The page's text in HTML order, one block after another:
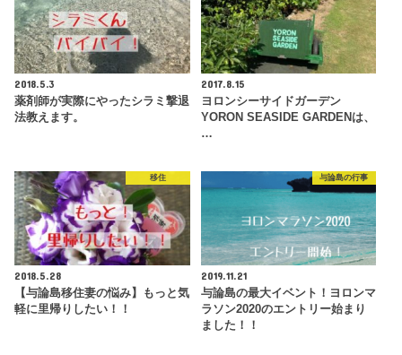
2018.5.3
薬剤師が実際にやったシラミ撃退
法教えます。
2017.8.15
ヨロンシーサイドガーデン
YORON SEASIDE GARDENは、
…
移住
2018.5.28
【与論島移住妻の悩み】もっと気
軽に里帰りしたい！！
与論島の行事
2019.11.21
与論島の最大イベント！ヨロンマ
ラソン2020のエントリー始まり
ました！！